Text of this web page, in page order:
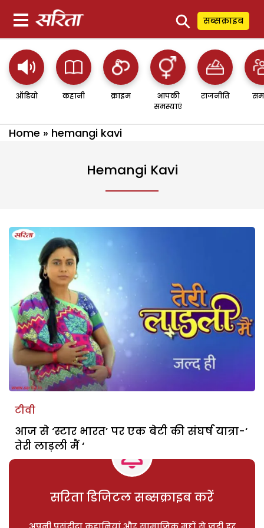
⚲ सब्सक्राइब
ऑडियो कहानी क्राइम
आपकी
समस्याएं
राजनीति
Home » hemangi kavi
Hemangi Kavi
टीवी
आज से ‘स्टार भारत’ पर एक बेटी की संघर्ष यात्रा-‘
तेरी लाड़ली मैं ‘
सरिता डिजिटल सब्सक्राइब करें